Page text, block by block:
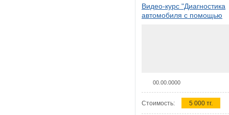
Видео-курс "Диагностика
автомобиля с помощью
00.00.0000
Стоимость: 5 000 тг.